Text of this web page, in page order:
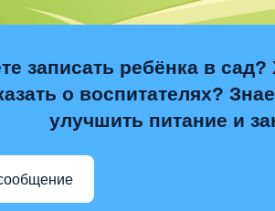
записать ребёнка в сад?
о воспитателях?
улучшить питание и